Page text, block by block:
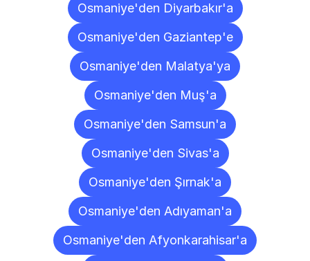
Osmaniye'den Diyarbakır'a
Osmaniye'den Gaziantep'e
Osmaniye'den Malatya'ya
Osmaniye'den Muş'a
Osmaniye'den Samsun'a
Osmaniye'den Sivas'a
Osmaniye'den Şırnak'a
Osmaniye'den Adıyaman'a
Osmaniye'den Afyonkarahisar'a